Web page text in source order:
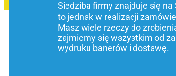
Siedziba firmy znajduje się
to jednak w realizacji
Masz wiele rzeczy do
zajmiemy się wszystkim od
wydruku banerów i dostawę.